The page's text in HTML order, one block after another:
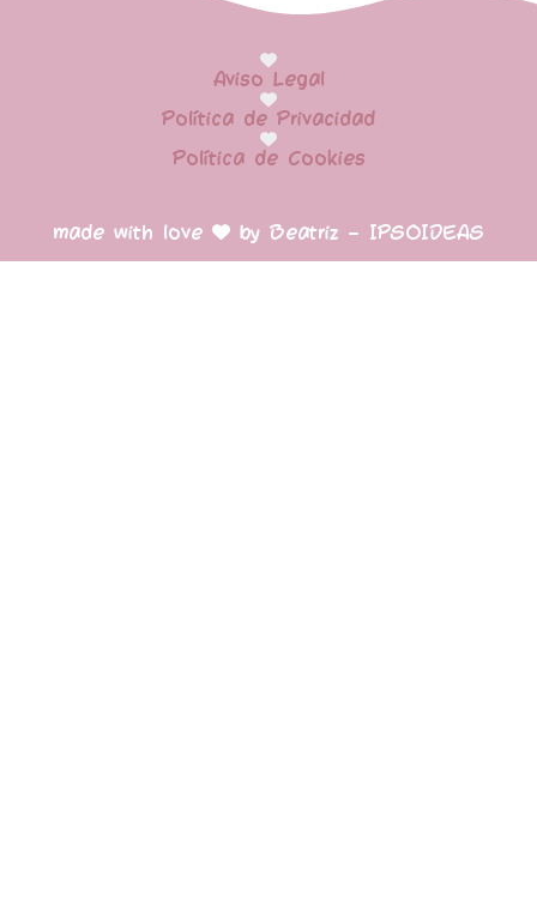
made with love by Beatriz – IPSOIDEAS
Aviso Legal
Política de Privacidad
Política de Cookies